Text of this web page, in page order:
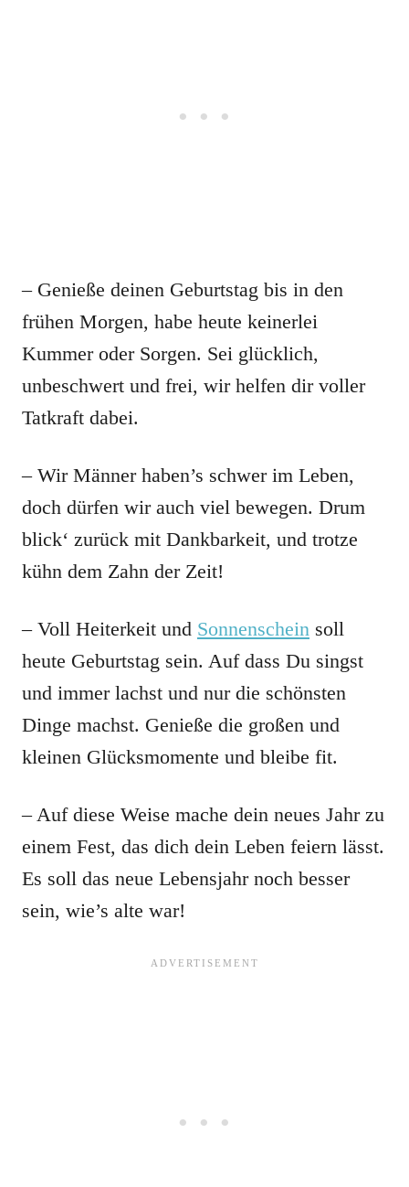
– Genieße deinen Geburtstag bis in den
frühen Morgen, habe heute keinerlei
Kummer oder Sorgen. Sei glücklich,
unbeschwert und frei, wir helfen dir voller
Tatkraft dabei.
– Wir Männer haben’s schwer im Leben,
doch dürfen wir auch viel bewegen. Drum
blick‘ zurück mit Dankbarkeit, und trotze
kühn dem Zahn der Zeit!
– Voll Heiterkeit und Sonnenschein soll
heute Geburtstag sein. Auf dass Du singst
und immer lachst und nur die schönsten
Dinge machst. Genieße die großen und
kleinen Glücksmomente und bleibe fit.
– Auf diese Weise mache dein neues Jahr zu
einem Fest, das dich dein Leben feiern lässt.
Es soll das neue Lebensjahr noch besser
sein, wie’s alte war!